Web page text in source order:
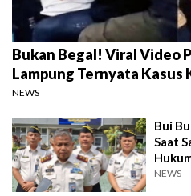
Bukan Begal! Viral Video
Lampung Ternyata Kasus
NEWS
Bui
Saat
NEWS